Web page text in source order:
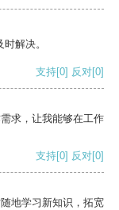
解决。
支持[0] 反对[0]
求，让我能够在工作
支持[0] 反对[0]
地学习新知识，拓宽